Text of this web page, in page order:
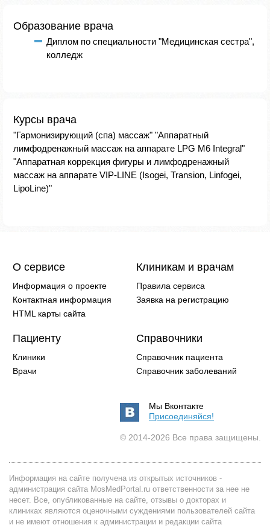
Образование врача
Диплом по специальности "Медицинская сестра",
колледж
Курсы врача
"Гармонизирующий (спа) массаж" "Аппаратный
лимфодренажный массаж на аппарате LPG M6 Integral"
"Аппаратная коррекция фигуры и лимфодренажный
массаж на аппарате VIP-LINE (Isogei, Transion, Linfogei,
LipoLine)"
О сервисе
Информация о проекте
Контактная информация
HTML карты сайта
Клиникам и врачам
Правила сервиса
Заявка на регистрацию
Пациенту
Клиники
Врачи
Справочники
Справочник пациента
Справочник заболеваний
Мы Вконтакте
Присоединяйся!
© 2014-2026 Все права защищены.
Информация на сайте получена из открытых источников -
администрация сайта MosMedPortal.ru ответственности за нее не
несет. Все, опубликованные на сайте, отзывы о докторах и
клиниках являются оценочными суждениями пользователей сайта
и не имеют отношения к администрации и редакции сайта